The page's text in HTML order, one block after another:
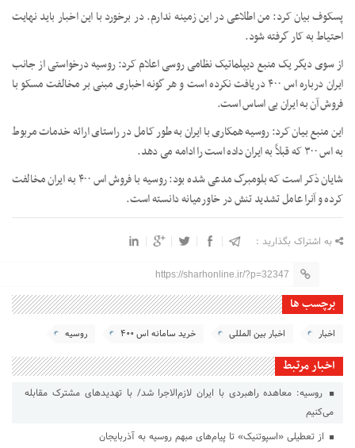
پسکوف بیان کرد: من اطلاعی در این زمینه ندارم. در برخورد با این اخبار باید نهایت
احتیاط به کار گرفته شود.
از سوی دیگر یک منبع دیپلماتیک نظامی روسی اعلام کرد: روسیه درخواستی از جانب
ایران درباره اس ۴۰۰ دریافت نکرده است و هر گونه اخباری مبنی بر مخالفت مسکو با
فروش آن به ایران بی اساس است.
این منبع بیان کرد: روسیه همکاری با ایران به طور کامل در راستای ارائه خدمات مربوط
به اس ۳۰۰ که قبلاً به ایران داده است را ادامه می دهد.
شایان ذکر است که بلومبرگ مدعی شده بود: روسیه با فروش اس ۴۰۰ به ایران مخالفت
کرده و آنرا عامل تشدید تنش در خاورمیانه دانسته است.
به اشتراک بگذارید :
https://sharhonline.ir/?p=32347
برچسب ها
اخبار اخبار بین المللی خرید سامانه اس ۴۰۰ روسیه
اخبار مرتبط
روسیه: معاهده راهبردی با ایران لازم‌الاجرا شد/ با تهدیدهای مشترک مقابله
می‌کنیم
از تعطیلی «اسپوتنیک» تا پیام‌های مبهم روسیه به آذربایجان